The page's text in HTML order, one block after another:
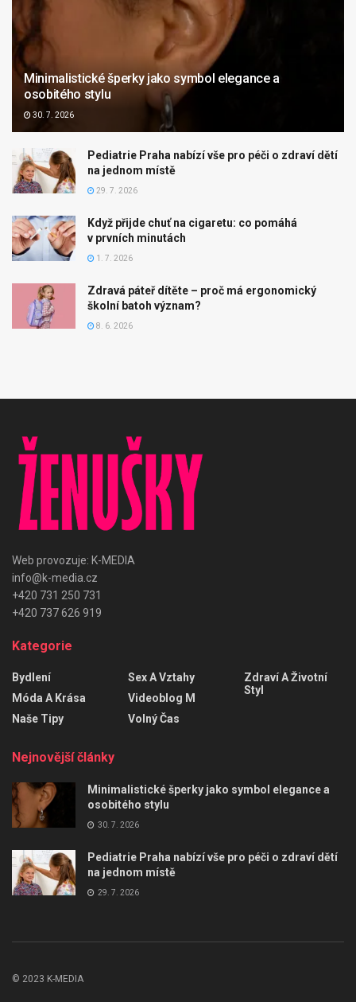
Minimalistické šperky jako symbol elegance a
osobitého stylu
30. 7. 2026
Pediatrie Praha nabízí vše pro péči o zdraví dětí
na jednom místě
29. 7. 2026
Když přijde chuť na cigaretu: co pomáhá
v prvních minutách
1. 7. 2026
Zdravá páteř dítěte – proč má ergonomický
školní batoh význam?
8. 6. 2026
Web provozuje: K-MEDIA
info@k-media.cz
+420 731 250 731
+420 737 626 919
Kategorie
Bydlení
Móda A Krása
Naše Tipy
Sex A Vztahy
Videoblog M
Volný Čas
Zdraví A Životní
Styl
Nejnovější články
Minimalistické šperky jako symbol elegance a
osobitého stylu
30. 7. 2026
Pediatrie Praha nabízí vše pro péči o zdraví dětí
na jednom místě
29. 7. 2026
© 2023 K-MEDIA